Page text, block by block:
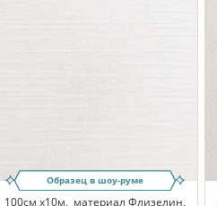
Образец в шоу-руме
100см x10м, материал Флизелин,